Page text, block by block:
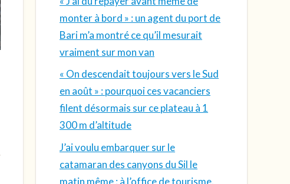
monter à bord » : un agent du port de
Bari m’a montré ce qu’il mesurait
vraiment sur mon van
« On descendait toujours vers le Sud
en août » : pourquoi ces vacanciers
filent désormais sur ce plateau à 1
300 m d’altitude
J’ai voulu embarquer sur le
catamaran des canyons du Sil le
matin même : à l’office de tourisme,